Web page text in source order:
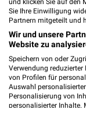
Spare bis zu 70%
Gültig bis Sa. 15.08.
porta
Sie Ihre Einwilligung
Partnern mitgeteilt und
Wir und unsere
Website zu
Speichern von oder
Verwendung reduzierter
von Profilen für
Auswahl
Personalisierung von
personalisierter Inhalte.